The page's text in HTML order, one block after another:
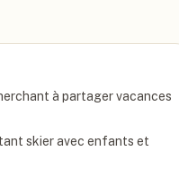
à partager vacances
skier avec enfants et